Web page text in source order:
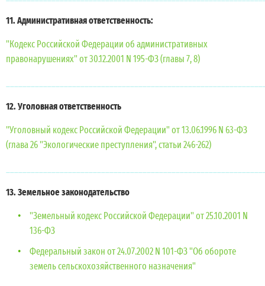
11. Административная ответственность:
"Кодекс Российской Федерации об административных
правонарушениях" от 30.12.2001 N 195-ФЗ (главы 7, 8)
12. Уголовная ответственность
"Уголовный кодекс Российской Федерации" от 13.06.1996 N 63-ФЗ
(глава 26 "Экологические преступления", статьи 246-262)
13. Земельное законодательство
"Земельный кодекс Российской Федерации" от 25.10.2001 N
136-ФЗ
Федеральный закон от 24.07.2002 N 101-ФЗ "Об обороте
земель сельскохозяйственного назначения"